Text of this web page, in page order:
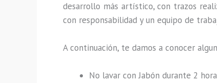
desarrollo más artístico, con trazos
con responsabilidad y un equipo de
A continuación, te damos a conocer
No lavar con Jabón durante 2